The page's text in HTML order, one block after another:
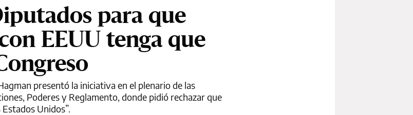
para que
EEUU tenga que
presentó la iniciativa en el plenario de las
Poderes y Reglamento, donde pidió rechazar que
Unidos”.